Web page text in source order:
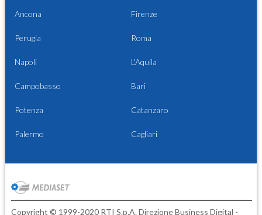
Ancona Firenze
Perugia Roma
Napoli L'Aquila
Campobasso Bari
Potenza Catanzaro
Palermo Cagliari
Copyright © 1999-2020 RTI S.p.A. Direzione Business Digital -